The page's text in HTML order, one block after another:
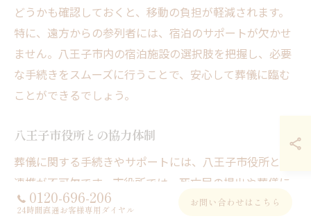
どうかも確認しておくと、移動の負担が軽減されます。
特に、遠方からの参列者には、宿泊のサポートが欠かせ
ません。八王子市内の宿泊施設の選択肢を把握し、必要
な手続きをスムーズに行うことで、安心して葬儀に臨む
ことができるでしょう。
八王子市役所との協力体制
葬儀に関する手続きやサポートには、八王子市役所との
連携が不可欠です。市役所では、死亡届の提出や葬儀に
関する必要な手続きをサポートしてくれます。特に、地
0120-696-206
24時間直通お客様専用ダイヤル
お問い合わせはこちら